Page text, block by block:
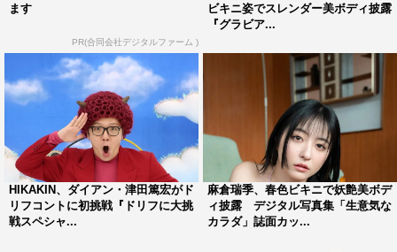
ます
PR(合同会社デジタルファーム )
ビキニ姿でスレンダー美ボディ披露
『グラビア...
HIKAKIN、ダイアン・津田篤宏がド
リフコントに初挑戦『ドリフに大挑
戦スペシャ...
麻倉瑞季、春色ビキニで妖艶美ボデ
ィ披露 デジタル写真集「生意気な
カラダ」誌面カッ...